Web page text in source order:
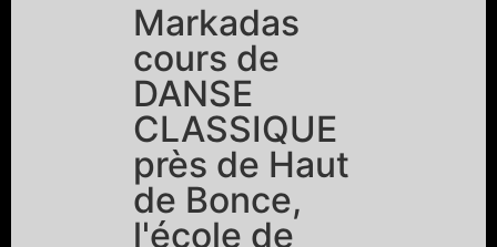
Markadas
cours de
DANSE
CLASSIQUE
près de Haut
de Bonce,
l'école de